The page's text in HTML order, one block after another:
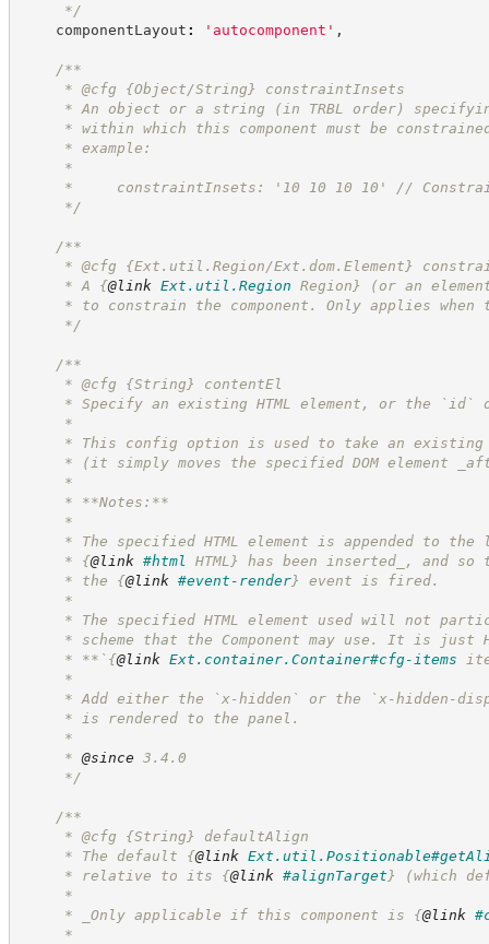
*/
componentLayout : ' autocomponent ' ,
/**
* @cfg {Object/String} constraintInsets
* An object or a string (in TRBL order)
* within which this component must be
* example:
*
*     constraintInsets: '10 10 10 10' //
*/
/**
* @cfg {Ext.util.Region/Ext.dom.Element}
* A {@link Ext.util.Region Region} (or an
* to constrain the component. Only applies when
*/
/**
* @cfg {String}
contentEl
* Specify an existing HTML element, or the `id` of
*
* This config option is used to take an existing
* (it simply moves the specified DOM element
*
* **Notes:**
*
* The specified HTML element is appended to the
* {@link #html HTML} has been inserted_, and
* the {@link #event-render} event is fired.
*
* The specified HTML element used will not
* scheme that the Component may use. It is just
* **` {@link Ext.container.Container#cfg-items
*
* Add either the `x-hidden` or the `x-hidden-
* is rendered to the panel.
*
* @since 3.4.0
*/
/**
* @cfg {String}
defaultAlign
* The default {@link
* relative to its {@link #alignTarget } (which
*
* _Only applicable if this component is {@link
*